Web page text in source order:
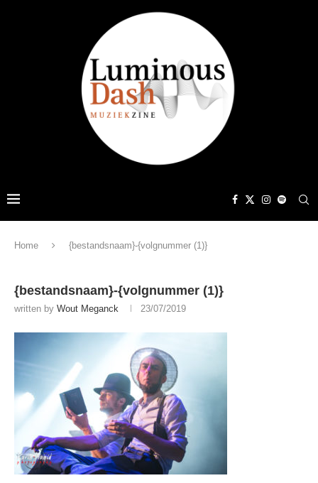
Home {bestandsnaam}-{volgnummer (1)}
{bestandsnaam}-{volgnummer (1)}
written by Wout Meganck 23/07/2019